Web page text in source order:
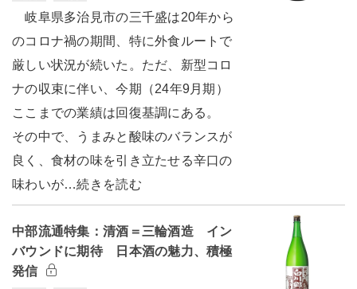
岐阜県多治見市の三千盛は20年から
のコロナ禍の期間、特に外食ルートで
厳しい状況が続いた。ただ、新型コロ
ナの収束に伴い、今期（24年9月期）
ここまでの業績は回復基調にある。
その中で、うまみと酸味のバランスが
良く、食材の味を引き立たせる辛口の
味わいが…続きを読む
中部流通特集：清酒＝三輪酒造 イン
バウンドに期待 日本酒の魅力、積極
発信